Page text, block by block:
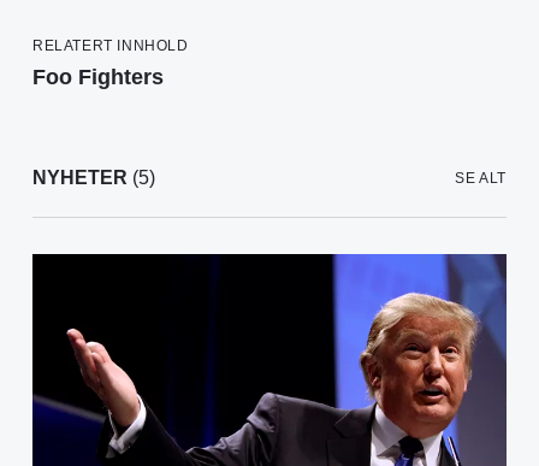
RELATERT INNHOLD
Foo Fighters
NYHETER (5) SE ALT